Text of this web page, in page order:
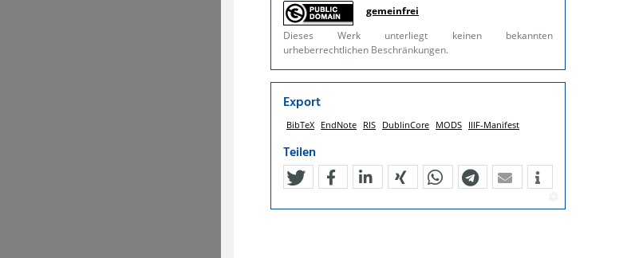
gemeinfrei
Dieses Werk unterliegt keinen bekannten
urheberrechtlichen Beschränkungen.
Export
BibTeX EndNote RIS DublinCore MODS IIIF-Manifest
Teilen